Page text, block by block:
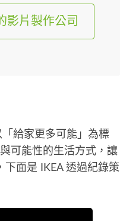
影片製作公司
給家更多可能」為標
可能性的生活方式，讓
下面是 IKEA 透過紀錄策